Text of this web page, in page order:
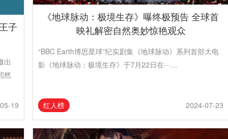
子
出
然
19
《地球脉动：极境生存》曝终极预告 全球首
映礼解密自然奥妙惊艳观众
“BBC Earth博思星球”纪实剧集《地球脉动》系列首部大电
影《地球脉动：极境生存》于7月22日在···…
红人榜 2024-07-23